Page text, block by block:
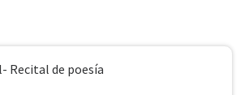
Recital de poesía